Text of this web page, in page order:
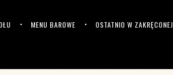
MENU BAROWE OSTATNIO W ZAKRĘCONEJ